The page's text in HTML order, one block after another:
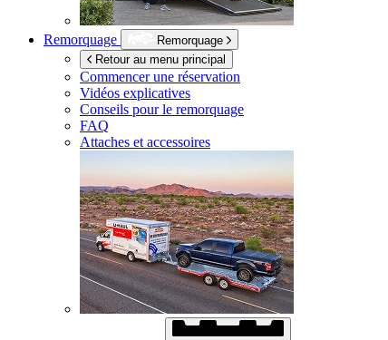
Remorquage
Remorquage
Retour au menu principal
Commencer une réservation
Vidéos explicatives
Conseils pour le remorquage
FAQ
Attaches et accessoires